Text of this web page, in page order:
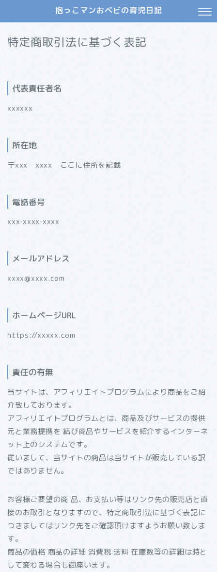
抱っこマンおベビの育児日記
特定商取引法に基づく表記
代表責任者名
xxxxxx
所在地
〒xxx―xxxx ここに住所を記載
電話番号
xxx-xxxx-xxxx
メールアドレス
xxxx@xxxx.com
ホームページURL
https://xxxxx.com
責任の有無
当サイトは、アフィリエイトプログラムにより商品をご紹
介致しております。
アフィリエイトプログラムとは、商品及びサービスの提供
元と業務提携を 結び商品やサービスを紹介するインターネ
ット上のシステムです。
従いまして、当サイトの商品は当サイトが販売している訳
ではありません。
お客様ご要望の商 品、お支払い等はリンク先の販売店と直
接のお取引となりますので、特定商取引法に基づく表記に
つきましてはリンク先をご確認頂けますようお願い致しま
す。
商品の価格 商品の詳細 消費税 送料 在庫数等の詳細は時と
して変わる場合も御座います。